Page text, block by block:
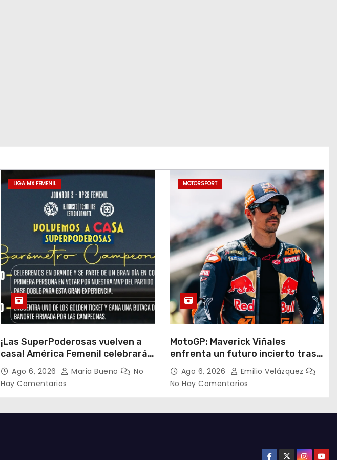
LIGA MX FEMENIL
¡Las SuperPoderosas vuelven a
casa! América Femenil celebrará
su histórico triplete con una
auténtica fiesta ante Cruz Azul
Ago 6, 2026 Maria Bueno
No
Hay Comentarios
MOTORSPORT
MotoGP: Maverick Viñales
enfrenta un futuro incierto tras
resultados decepcionantes
Ago 6, 2026
Emilio Velázquez
No Hay Comentarios